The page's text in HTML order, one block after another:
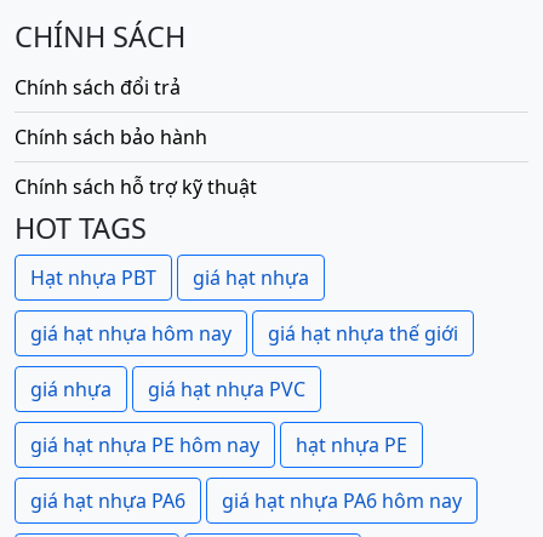
CHÍNH SÁCH
Chính sách đổi trả
Chính sách bảo hành
Chính sách hỗ trợ kỹ thuật
HOT TAGS
Hạt nhựa PBT giá hạt nhựa
giá hạt nhựa hôm nay giá hạt nhựa thế giới
giá nhựa giá hạt nhựa PVC
giá hạt nhựa PE hôm nay hạt nhựa PE
giá hạt nhựa PA6 giá hạt nhựa PA6 hôm nay